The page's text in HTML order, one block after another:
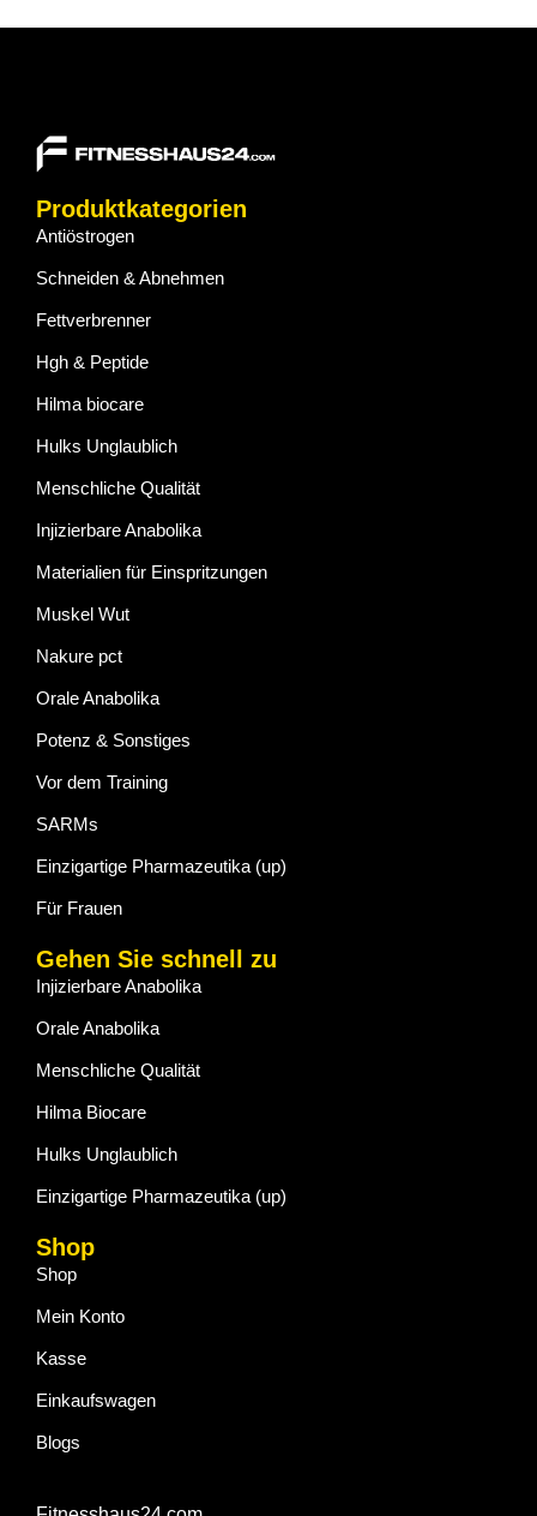
Produktkategorien
Antiöstrogen
Schneiden & Abnehmen
Fettverbrenner
Hgh & Peptide
Hilma biocare
Hulks Unglaublich
Menschliche Qualität
Injizierbare Anabolika
Materialien für Einspritzungen
Muskel Wut
Nakure pct
Orale Anabolika
Potenz & Sonstiges
Vor dem Training
SARMs
Einzigartige Pharmazeutika (up)
Für Frauen
Gehen Sie schnell zu
Injizierbare Anabolika
Orale Anabolika
Menschliche Qualität
Hilma Biocare
Hulks Unglaublich
Einzigartige Pharmazeutika (up)
Shop
Shop
Mein Konto
Kasse
Einkaufswagen
Blogs